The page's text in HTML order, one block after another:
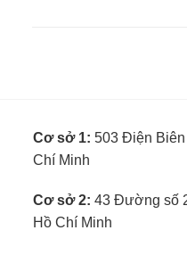
Cơ sở 1: 503 Điện
Chí Minh
Cơ sở 2: 43 Đường số
Hồ Chí Minh